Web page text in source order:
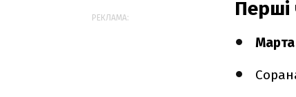
Перші
РЕКЛАМА: